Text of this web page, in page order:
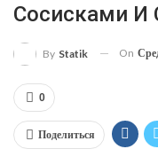
Сосисками И
By Statik On
0
Поделиться